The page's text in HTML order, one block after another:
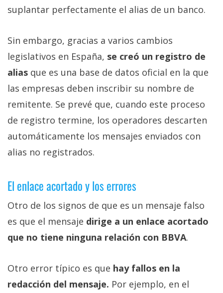
suplantar perfectamente el alias de un banco.
Sin embargo, gracias a varios cambios
legislativos en España, se creó un registro de
alias que es una base de datos oficial en la que
las empresas deben inscribir su nombre de
remitente. Se prevé que, cuando este proceso
de registro termine, los operadores descarten
automáticamente los mensajes enviados con
alias no registrados.
El enlace acortado y los errores
Otro de los signos de que es un mensaje falso
es que el mensaje dirige a un enlace acortado
que no tiene ninguna relación con BBVA.
Otro error típico es que hay fallos en la
redacción del mensaje. Por ejemplo, en el